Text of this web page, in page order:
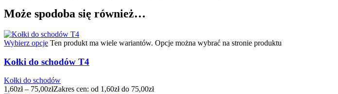
Może spodoba się również…
Wybierz opcje Ten produkt ma wiele wariantów. Opcje można wybrać na stronie produktu
Kołki do schodów T4
Kołki do schodów
1,60zł – 75,00złZakres cen: od 1,60zł do 75,00zł